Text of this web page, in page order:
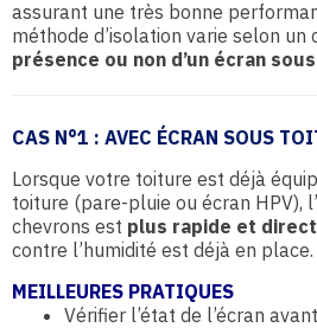
assurant une très bonne
méthode d’isolation varie selon un
présence ou non d’un écran
CAS N°1 : AVEC ÉCRAN SOUS
Lorsque votre toiture est déjà
toiture (pare-pluie ou écran HPV),
chevrons est plus rapide et
contre l’humidité est déjà en place.
MEILLEURES PRATIQUES
Vérifier l’état de l’écran